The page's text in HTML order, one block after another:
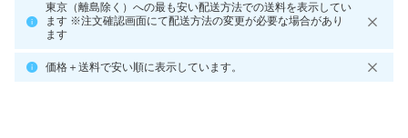
東京（離島除く）への最も安い配送方法での送料を表示してい
ます ※注文確認画面にて配送方法の変更が必要な場合があり
ます
価格＋送料で安い順に表示しています。